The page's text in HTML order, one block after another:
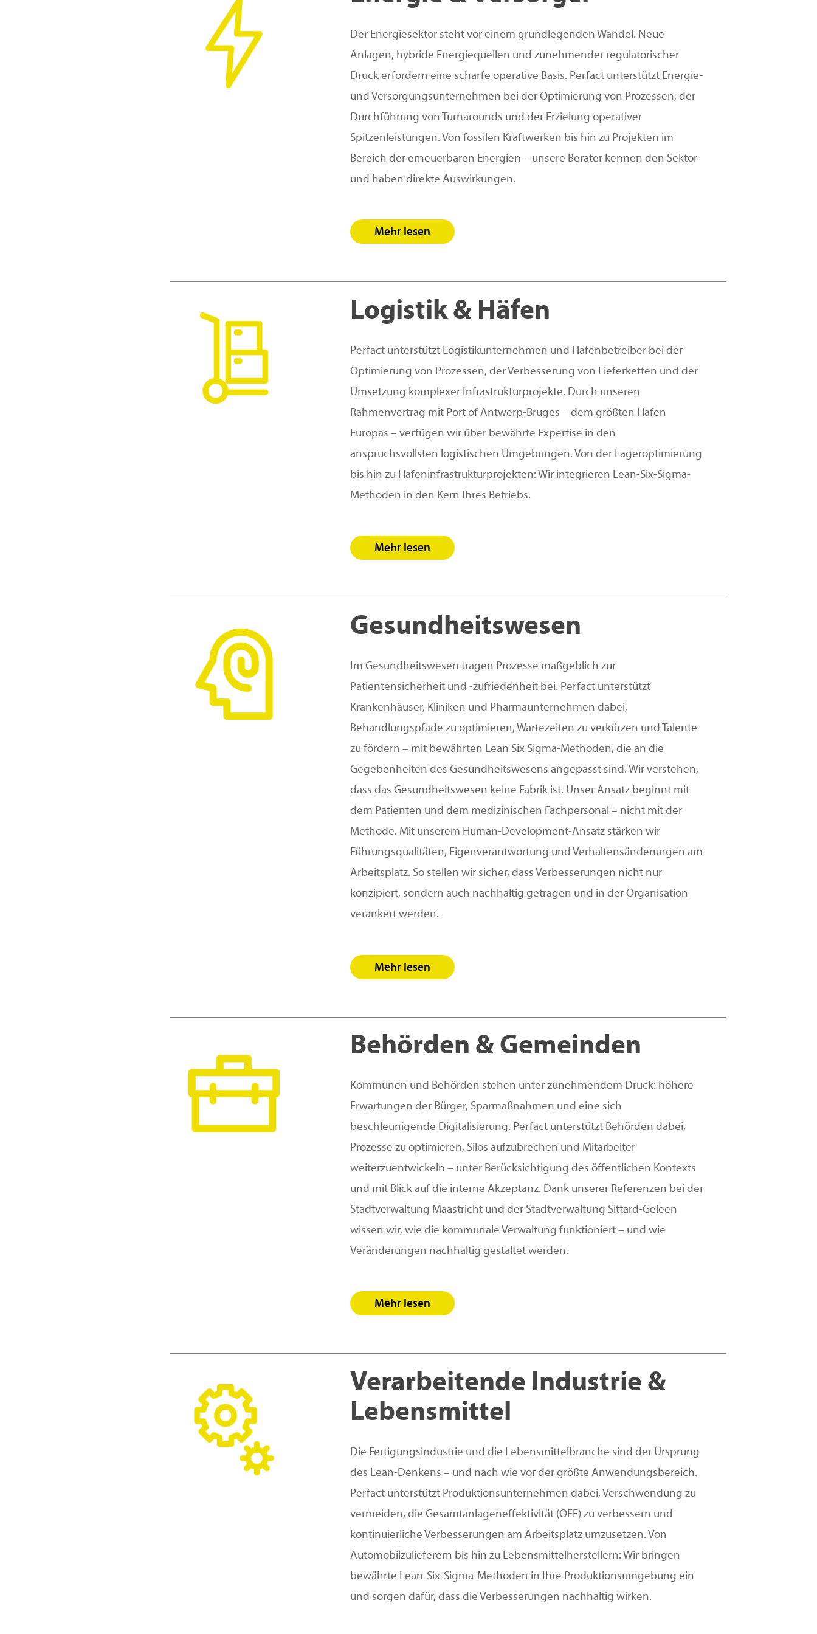
Der Energiesektor steht vor einem grundlegenden Wandel. Neue
Anlagen, hybride Energiequellen und zunehmender regulatorischer
Druck erfordern eine scharfe operative Basis. Perfact unterstützt Energie-
und Versorgungsunternehmen bei der Optimierung von Prozessen, der
Durchführung von Turnarounds und der Erzielung operativer
Spitzenleistungen. Von fossilen Kraftwerken bis hin zu Projekten im
Bereich der erneuerbaren Energien – unsere Berater kennen den Sektor
und haben direkte Auswirkungen.
Mehr lesen
Logistik & Häfen
Perfact unterstützt Logistikunternehmen und Hafenbetreiber bei der
Optimierung von Prozessen, der Verbesserung von Lieferketten und der
Umsetzung komplexer Infrastrukturprojekte. Durch unseren
Rahmenvertrag mit Port of Antwerp-Bruges – dem größten Hafen
Europas – verfügen wir über bewährte Expertise in den
anspruchsvollsten logistischen Umgebungen. Von der Lageroptimierung
bis hin zu Hafeninfrastrukturprojekten: Wir integrieren Lean-Six-Sigma-
Methoden in den Kern Ihres Betriebs.
Mehr lesen
Gesundheitswesen
Im Gesundheitswesen tragen Prozesse maßgeblich zur
Patientensicherheit und -zufriedenheit bei. Perfact unterstützt
Krankenhäuser, Kliniken und Pharmaunternehmen dabei,
Behandlungspfade zu optimieren, Wartezeiten zu verkürzen und Talente
zu fördern – mit bewährten Lean Six Sigma-Methoden, die an die
Gegebenheiten des Gesundheitswesens angepasst sind. Wir verstehen,
dass das Gesundheitswesen keine Fabrik ist. Unser Ansatz beginnt mit
dem Patienten und dem medizinischen Fachpersonal – nicht mit der
Methode. Mit unserem Human-Development-Ansatz stärken wir
Führungsqualitäten, Eigenverantwortung und Verhaltensänderungen am
Arbeitsplatz. So stellen wir sicher, dass Verbesserungen nicht nur
konzipiert, sondern auch nachhaltig getragen und in der Organisation
verankert werden.
Mehr lesen
Behörden & Gemeinden
Kommunen und Behörden stehen unter zunehmendem Druck: höhere
Erwartungen der Bürger, Sparmaßnahmen und eine sich
beschleunigende Digitalisierung. Perfact unterstützt Behörden dabei,
Prozesse zu optimieren, Silos aufzubrechen und Mitarbeiter
weiterzuentwickeln – unter Berücksichtigung des öffentlichen Kontexts
und mit Blick auf die interne Akzeptanz. Dank unserer Referenzen bei der
Stadtverwaltung Maastricht und der Stadtverwaltung Sittard-Geleen
wissen wir, wie die kommunale Verwaltung funktioniert – und wie
Veränderungen nachhaltig gestaltet werden.
Mehr lesen
Verarbeitende Industrie &
Lebensmittel
Die Fertigungsindustrie und die Lebensmittelbranche sind der Ursprung
des Lean-Denkens – und nach wie vor der größte Anwendungsbereich.
Perfact unterstützt Produktionsunternehmen dabei, Verschwendung zu
vermeiden, die Gesamtanlageneffektivität (OEE) zu verbessern und
kontinuierliche Verbesserungen am Arbeitsplatz umzusetzen. Von
Automobilzulieferern bis hin zu Lebensmittelherstellern: Wir bringen
bewährte Lean-Six-Sigma-Methoden in Ihre Produktionsumgebung ein
und sorgen dafür, dass die Verbesserungen nachhaltig wirken.